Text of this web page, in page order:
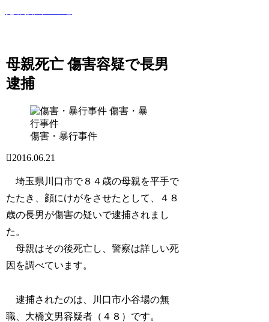
母親死亡 傷害容疑で長男
逮捕
傷害・暴
行事件
傷害・暴行事件
2016.06.21
埼玉県川口市で８４歳の母親を平手で
たたき、顔にけがをさせたとして、４８
歳の長男が傷害の疑いで逮捕されまし
た。
母親はその後死亡し、警察は詳しい死
因を調べています。
逮捕されたのは、川口市小谷場の無
職、大橋文男容疑者（４８）です。